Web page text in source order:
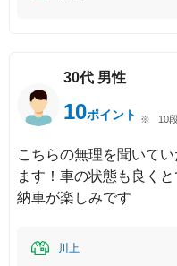
30代 男性
10ポイント 10
こちらの無理を聞いて
ます！車の状態も良く
納車が楽しみです
川上